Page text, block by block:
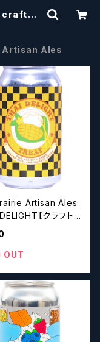
Artisan Ales
Artisan Ales
【クラフトビ
OUT